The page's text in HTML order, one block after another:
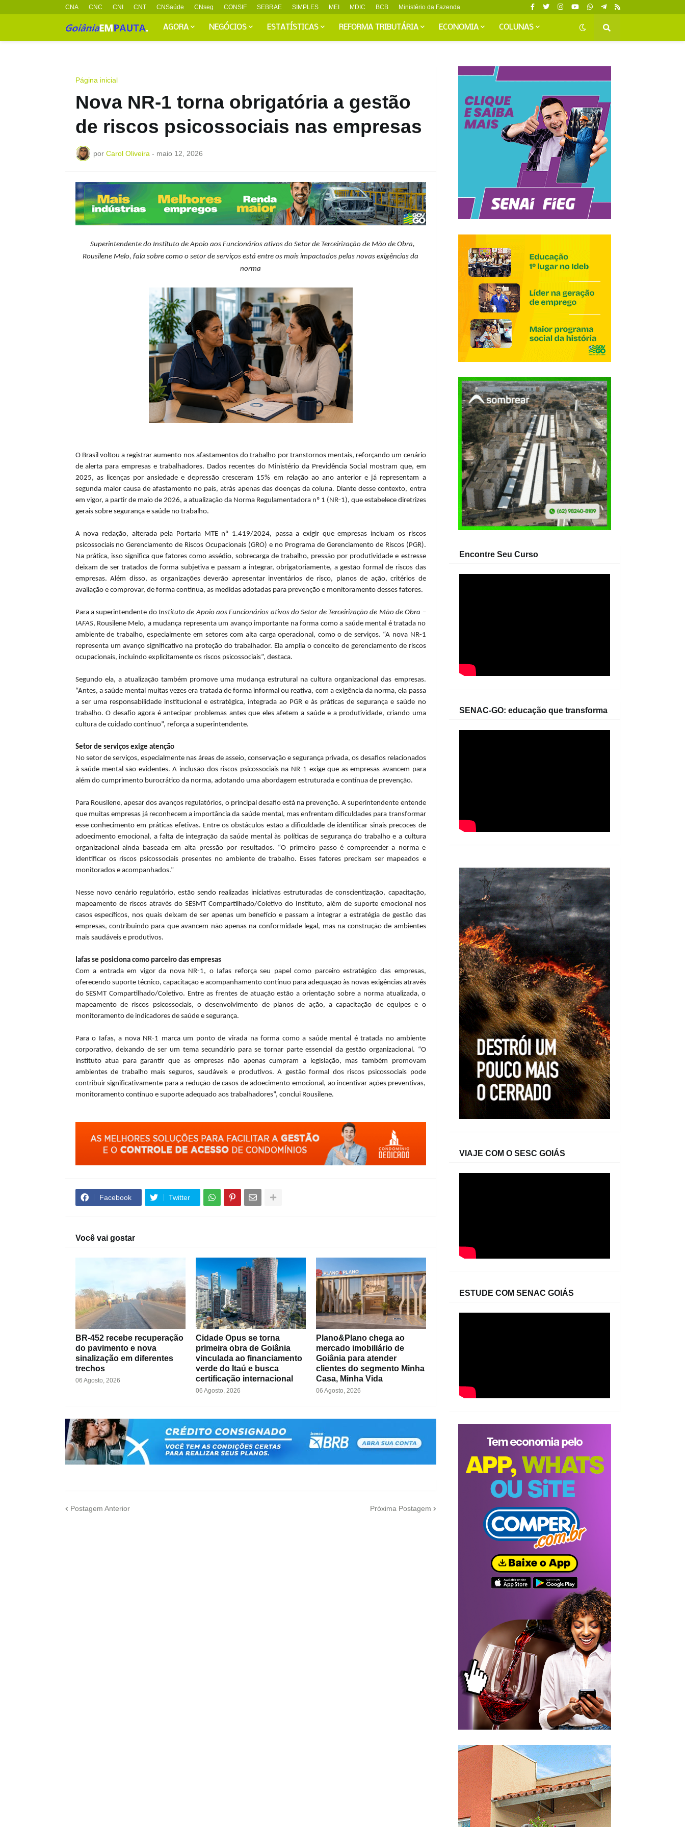
CNA CNC CNI CNT CNSaúde CNseg CONSIF SEBRAE SIMPLES MEI MDIC BCB Ministério da Fazenda
AGORA NEGÓCIOS ESTATÍSTICAS REFORMA TRIBUTÁRIA ECONOMIA COLUNAS
Página inicial
Nova NR-1 torna obrigatória a gestão
de riscos psicossociais nas empresas
por Carol Oliveira - maio 12, 2026
Superintendente do Instituto de Apoio aos Funcionários ativos do Setor de Terceirização de Mão de Obra,
Rousilene Melo, fala sobre como o setor de serviços está entre os mais impactados pelas novas exigências da
norma
O Brasil voltou a registrar aumento nos afastamentos do trabalho por transtornos mentais, reforçando um cenário
de alerta para empresas e trabalhadores. Dados recentes do Ministério da Previdência Social mostram que, em
2025, as licenças por ansiedade e depressão cresceram 15% em relação ao ano anterior e já representam a
segunda maior causa de afastamento no país, atrás apenas das doenças da coluna. Diante desse contexto, entra
em vigor, a partir de maio de 2026, a atualização da Norma Regulamentadora nº 1 (NR-1), que estabelece diretrizes
gerais sobre segurança e saúde no trabalho.
A nova redação, alterada pela Portaria MTE nº 1.419/2024, passa a exigir que empresas incluam os riscos
psicossociais no Gerenciamento de Riscos Ocupacionais (GRO) e no Programa de Gerenciamento de Riscos (PGR).
Na prática, isso significa que fatores como assédio, sobrecarga de trabalho, pressão por produtividade e estresse
deixam de ser tratados de forma subjetiva e passam a integrar, obrigatoriamente, a gestão formal de riscos das
empresas. Além disso, as organizações deverão apresentar inventários de risco, planos de ação, critérios de
avaliação e comprovar, de forma contínua, as medidas adotadas para prevenção e monitoramento desses fatores.
Para a superintendente do Instituto de Apoio aos Funcionários ativos do Setor de Terceirização de Mão de Obra –
IAFAS, Rousilene Melo, a mudança representa um avanço importante na forma como a saúde mental é tratada no
ambiente de trabalho, especialmente em setores com alta carga operacional, como o de serviços. “A nova NR-1
representa um avanço significativo na proteção do trabalhador. Ela amplia o conceito de gerenciamento de riscos
ocupacionais, incluindo explicitamente os riscos psicossociais”, destaca.
Segundo ela, a atualização também promove uma mudança estrutural na cultura organizacional das empresas.
“Antes, a saúde mental muitas vezes era tratada de forma informal ou reativa, com a exigência da norma, ela passa
a ser uma responsabilidade institucional e estratégica, integrada ao PGR e às práticas de segurança e saúde no
trabalho. O desafio agora é antecipar problemas antes que eles afetem a saúde e a produtividade, criando uma
cultura de cuidado contínuo”, reforça a superintendente.
Setor de serviços exige atenção
No setor de serviços, especialmente nas áreas de asseio, conservação e segurança privada, os desafios relacionados
à saúde mental são evidentes. A inclusão dos riscos psicossociais na NR-1 exige que as empresas avancem para
além do cumprimento burocrático da norma, adotando uma abordagem estruturada e contínua de prevenção.
Para Rousilene, apesar dos avanços regulatórios, o principal desafio está na prevenção. A superintendente entende
que muitas empresas já reconhecem a importância da saúde mental, mas enfrentam dificuldades para transformar
esse conhecimento em práticas efetivas. Entre os obstáculos estão a dificuldade de identificar sinais precoces de
adoecimento emocional, a falta de integração da saúde mental às políticas de segurança do trabalho e a cultura
organizacional ainda baseada em alta pressão por resultados. “O primeiro passo é compreender a norma e
identificar os riscos psicossociais presentes no ambiente de trabalho. Esses fatores precisam ser mapeados e
monitorados e acompanhados.”
Nesse novo cenário regulatório, estão sendo realizadas iniciativas estruturadas de conscientização, capacitação,
mapeamento de riscos através do SESMT Compartilhado/Coletivo do Instituto, além de suporte emocional nos
casos específicos, nos quais deixam de ser apenas um benefício e passam a integrar a estratégia de gestão das
empresas, contribuindo para que avancem não apenas na conformidade legal, mas na construção de ambientes
mais saudáveis e produtivos.
Iafas se posiciona como parceiro das empresas
Com a entrada em vigor da nova NR-1, o Iafas reforça seu papel como parceiro estratégico das empresas,
oferecendo suporte técnico, capacitação e acompanhamento contínuo para adequação às novas exigências através
do SESMT Compartilhado/Coletivo. Entre as frentes de atuação estão a orientação sobre a norma atualizada, o
mapeamento de riscos psicossociais, o desenvolvimento de planos de ação, a capacitação de equipes e o
monitoramento de indicadores de saúde e segurança.
Para o Iafas, a nova NR-1 marca um ponto de virada na forma como a saúde mental é tratada no ambiente
corporativo, deixando de ser um tema secundário para se tornar parte essencial da gestão organizacional. “O
instituto atua para garantir que as empresas não apenas cumpram a legislação, mas também promovam
ambientes de trabalho mais seguros, saudáveis e produtivos. A gestão formal dos riscos psicossociais pode
contribuir significativamente para a redução de casos de adoecimento emocional, ao incentivar ações preventivas,
monitoramento contínuo e suporte adequado aos trabalhadores”, conclui Rousilene.
Facebook Twitter
Você vai gostar
BR-452 recebe recuperação
do pavimento e nova
sinalização em diferentes
trechos
06 Agosto, 2026
Cidade Opus se torna
primeira obra de Goiânia
vinculada ao financiamento
verde do Itaú e busca
certificação internacional
06 Agosto, 2026
Plano&Plano chega ao
mercado imobiliário de
Goiânia para atender
clientes do segmento Minha
Casa, Minha Vida
06 Agosto, 2026
Postagem Anterior Próxima Postagem
Encontre Seu Curso
SENAC-GO: educação que transforma
VIAJE COM O SESC GOIÁS
ESTUDE COM SENAC GOIÁS